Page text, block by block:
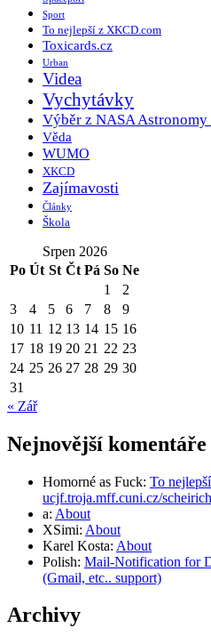
Sport
To nejlepší z XKCD.com
Toxicards.cz
Urban
Videa
Vychytávky
Výběr z NASA
Věda
WUMO
XKCD
Zajímavosti
Články
Škola
Srpen 2026
Po Út St Čt Pá So Ne
1
2
3
4 5 6 7 8
9
10 11 12 13 14 15 16
17 18 19 20 21 22 23
24 25 26 27 28 29 30
31
« Zář
Nejnovější komentáře
Homorné as Fuck: To
ucjf.troja.mff.cuni.cz/
a: About
XSimi: About
Karel Kosta: About
Polish: Mail-Notification for
(Gmail, etc.. support)
Archivy